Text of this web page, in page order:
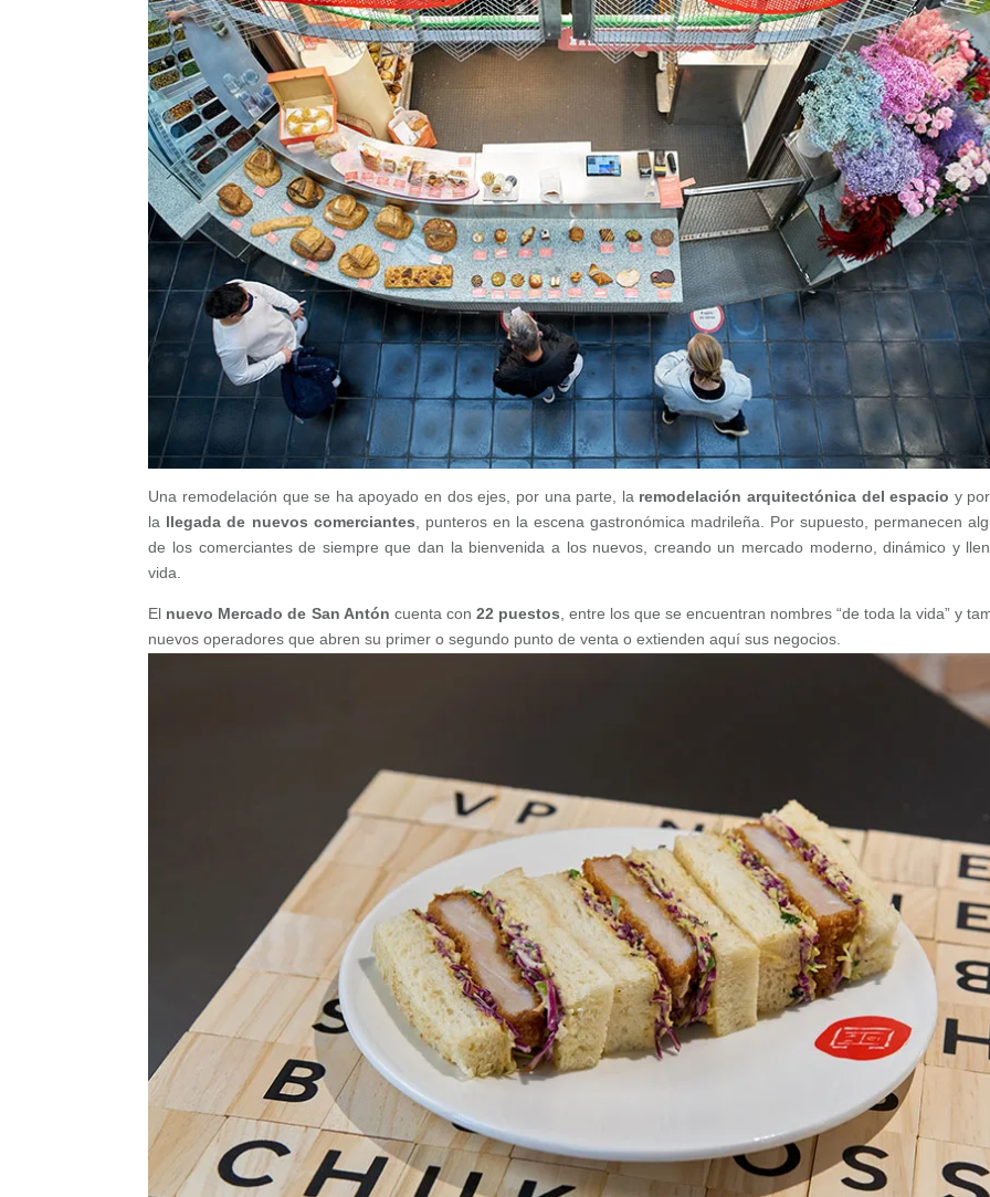
Una remodelación que se ha apoyado en dos ejes, por una parte, la remodelación arquitectónica del espacio y
la llegada de nuevos comerciantes, punteros en la escena gastronómica madrileña. Por supuesto, permanecen
de los comerciantes de siempre que dan la bienvenida a los nuevos, creando un mercado moderno, dinámico y
vida.
El nuevo Mercado de San Antón cuenta con 22 puestos, entre los que se encuentran nombres “de toda la vida” y
nuevos operadores que abren su primer o segundo punto de venta o extienden aquí sus negocios.